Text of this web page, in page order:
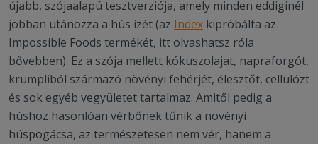
újabb, szójaalapú tesztverziója, amely minden eddiginél
jobban utánozza a hús ízét (az Index kipróbálta az
Impossible Foods termékét, itt olvashatsz róla
bővebben). Ez a szója mellett kókuszolajat, napraforgót,
krumpliból származó növényi fehérjét, élesztőt, cellulózt
és sok egyéb vegyületet tartalmaz. Amitől pedig a
húshoz hasonlóan vérbőnek tűnik a növényi
húspogácsa, az természetesen nem vér, hanem a